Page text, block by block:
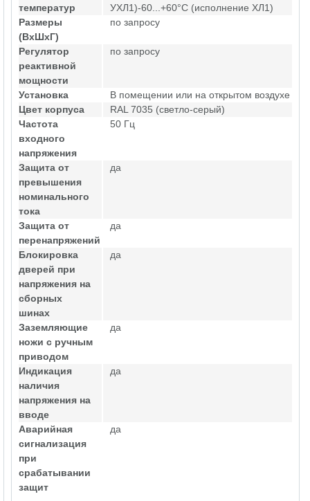
температур
УХЛ1)-60...+60°С (исполнение ХЛ1)
Размеры
(ВхШхГ)
по запросу
Регулятор
реактивной
мощности
по запросу
Установка
В помещении или на открытом воздухе
Цвет корпуса
RAL 7035 (светло-серый)
Частота
входного
напряжения
50 Гц
Защита от
превышения
номинального
тока
да
Защита от
перенапряжений
да
Блокировка
дверей при
напряжения на
сборных
шинах
да
Заземляющие
ножи с ручным
приводом
да
Индикация
наличия
напряжения на
вводе
да
Аварийная
сигнализация
при
срабатывании
защит
да